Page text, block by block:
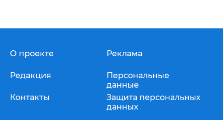
О проекте
Редакция
Контакты
Реклама
Персональные
данные
Защита персональных
данных